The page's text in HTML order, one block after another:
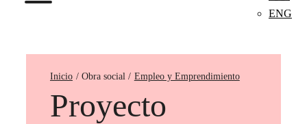
ENG
Inicio Empleo y Emprendimiento
Proyecto